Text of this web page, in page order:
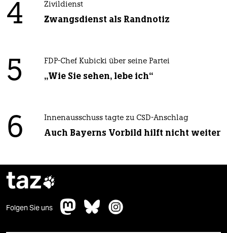
4 Zivildienst
Zwangsdienst als Randnotiz
5 FDP-Chef Kubicki über seine Partei
„Wie Sie sehen, lebe ich“
6 Innenausschuss tagte zu CSD-Anschlag
Auch Bayerns Vorbild hilft nicht weiter
taz
Folgen Sie uns